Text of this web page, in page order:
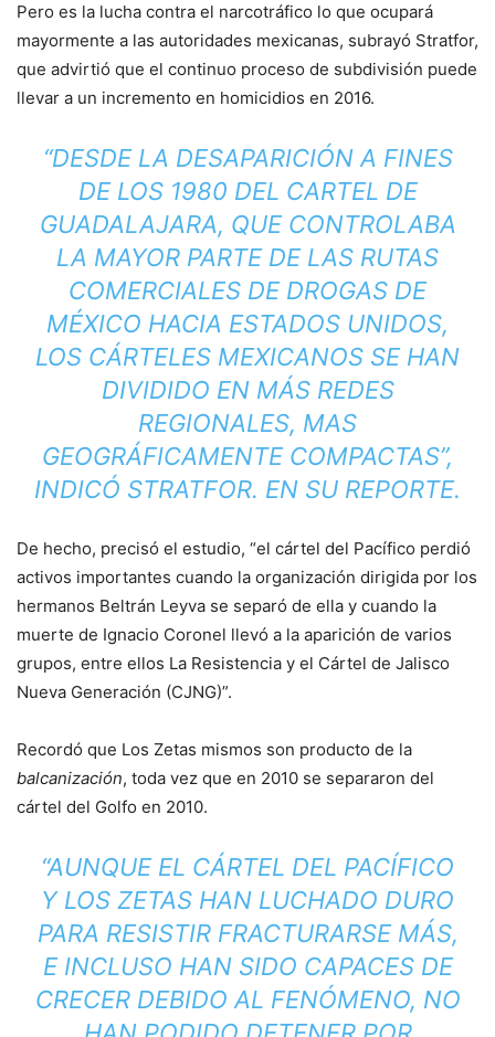
Pero es la lucha contra el narcotráfico lo que ocupará
mayormente a las autoridades mexicanas, subrayó Stratfor,
que advirtió que el continuo proceso de subdivisión puede
llevar a un incremento en homicidios en 2016.
“DESDE LA DESAPARICIÓN A FINES
DE LOS 1980 DEL CARTEL DE
GUADALAJARA, QUE CONTROLABA
LA MAYOR PARTE DE LAS RUTAS
COMERCIALES DE DROGAS DE
MÉXICO HACIA ESTADOS UNIDOS,
LOS CÁRTELES MEXICANOS SE HAN
DIVIDIDO EN MÁS REDES
REGIONALES, MAS
GEOGRÁFICAMENTE COMPACTAS”,
INDICÓ STRATFOR. EN SU REPORTE.
De hecho, precisó el estudio, “el cártel del Pacífico perdió
activos importantes cuando la organización dirigida por los
hermanos Beltrán Leyva se separó de ella y cuando la
muerte de Ignacio Coronel llevó a la aparición de varios
grupos, entre ellos La Resistencia y el Cártel de Jalisco
Nueva Generación (CJNG)”.
Recordó que Los Zetas mismos son producto de la
balcanización, toda vez que en 2010 se separaron del
cártel del Golfo en 2010.
“AUNQUE EL CÁRTEL DEL PACÍFICO
Y LOS ZETAS HAN LUCHADO DURO
PARA RESISTIR FRACTURARSE MÁS,
E INCLUSO HAN SIDO CAPACES DE
CRECER DEBIDO AL FENÓMENO, NO